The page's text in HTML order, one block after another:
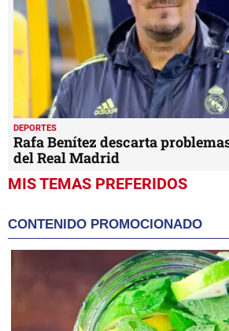
DEPORTES
Rafa Benítez descarta
del Real Madrid
MIS TEMAS PREFERIDOS
CONTENIDO PROMOCIONADO